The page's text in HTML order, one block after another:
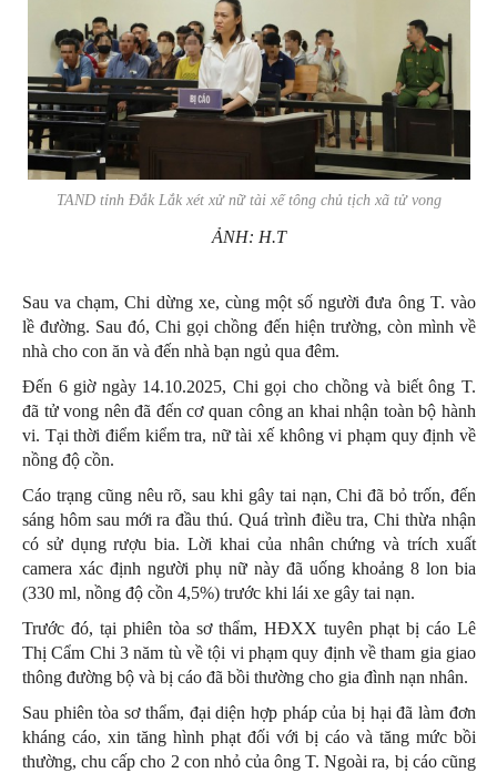
TAND tỉnh Đắk Lắk xét xử nữ tài xế tông chủ tịch xã tử vong
ẢNH: H.T
Sau va chạm, Chi dừng xe, cùng một số người đưa ông T. vào
lề đường. Sau đó, Chi gọi chồng đến hiện trường, còn mình về
nhà cho con ăn và đến nhà bạn ngủ qua đêm.
Đến 6 giờ ngày 14.10.2025, Chi gọi cho chồng và biết ông T.
đã tử vong nên đã đến cơ quan công an khai nhận toàn bộ hành
vi. Tại thời điểm kiểm tra, nữ tài xế không vi phạm quy định về
nồng độ cồn.
Cáo trạng cũng nêu rõ, sau khi gây tai nạn, Chi đã bỏ trốn, đến
sáng hôm sau mới ra đầu thú. Quá trình điều tra, Chi thừa nhận
có sử dụng rượu bia. Lời khai của nhân chứng và trích xuất
camera xác định người phụ nữ này đã uống khoảng 8 lon bia
(330 ml, nồng độ cồn 4,5%) trước khi lái xe gây tai nạn.
Trước đó, tại phiên tòa sơ thẩm, HĐXX tuyên phạt bị cáo Lê
Thị Cẩm Chi 3 năm tù về tội vi phạm quy định về tham gia giao
thông đường bộ và bị cáo đã bồi thường cho gia đình nạn nhân.
Sau phiên tòa sơ thẩm, đại diện hợp pháp của bị hại đã làm đơn
kháng cáo, xin tăng hình phạt đối với bị cáo và tăng mức bồi
thường, chu cấp cho 2 con nhỏ của ông T. Ngoài ra, bị cáo cũng